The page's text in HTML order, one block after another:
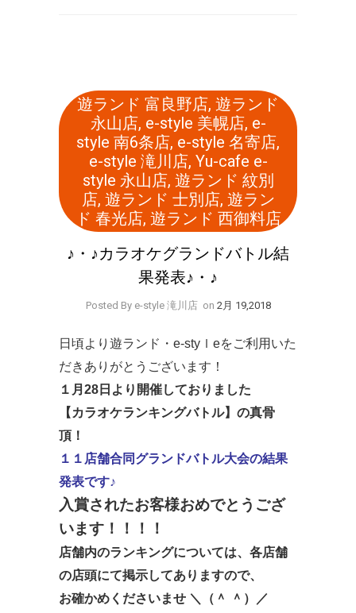
遊ランド 富良野店, 遊ランド
永山店, e-style 美幌店, e-
style 南6条店, e-style 名寄店,
e-style 滝川店, Yu-cafe e-
style 永山店, 遊ランド 紋別
店, 遊ランド 士別店, 遊ラン
ド 春光店, 遊ランド 西御料店
♪・♪カラオケグランドバトル結
果発表♪・♪
Posted By e-style 滝川店 on 2月 19,2018
日頃より遊ランド・e-styｌeをご利用いた
だきありがとうございます！
１月28日より開催しておりました
【カラオケランキングバトル】の真骨
頂！
１１店舗合同グランドバトル大会の結果
発表です♪
入賞されたお客様おめでとうござ
います！！！！
店舗内のランキングについては、各店舗
の店頭にて掲示してありますので、
お確かめくださいませ ＼（＾ ＾）／